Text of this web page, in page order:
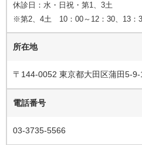
休診日：水・日祝・第1、3土
※第2、4土 10：00～12：30、13：
所在地
〒144-0052 東京都大田区蒲田5-
電話番号
03-3735-5566